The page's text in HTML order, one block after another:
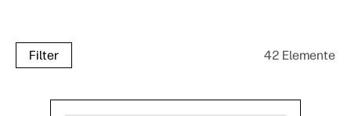
Filter 42 Elemente